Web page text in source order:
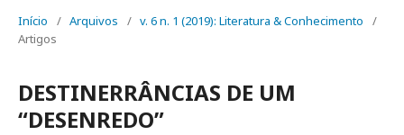
Início / Arquivos / v. 6 n. 1 (2019): Literatura & Conhecimento
/
Artigos
DESTINERRÂNCIAS DE UM
“DESENREDO”